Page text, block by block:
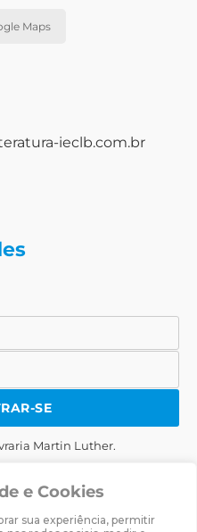
e Cookies
sua experiência, permitir
Maps
ieclb.com.br
SE
Martin Luther.